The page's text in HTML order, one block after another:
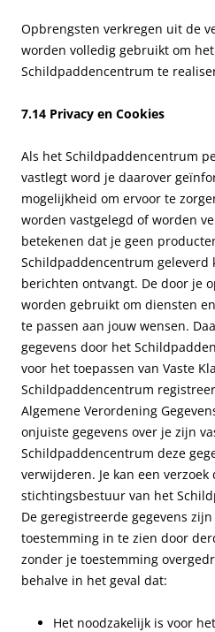
Opbrengsten verkregen uit de
worden volledig gebruikt om
Schildpaddencentrum te
7.14 Privacy en Cookies
Als het Schildpaddencentrum
vastlegt word je daarover
mogelijkheid om ervoor te
worden vastgelegd of worden
betekenen dat je geen
Schildpaddencentrum
berichten ontvangt. De door je
worden gebruikt om diensten
te passen aan jouw wensen.
gegevens door het
voor het toepassen van Vaste
Schildpaddencentrum
Algemene Verordening
onjuiste gegevens over je zijn
Schildpaddencentrum deze
verwijderen. Je kan een
stichtingsbestuur van het
De geregistreerde gegevens
toestemming in te zien door
zonder je toestemming
behalve in het geval dat:
Het noodzakelijk is voor